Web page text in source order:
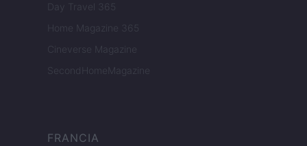
Day Travel 365
Home Magazine 365
Cineverse Magazine
SecondHomeMagazine
FRANCIA